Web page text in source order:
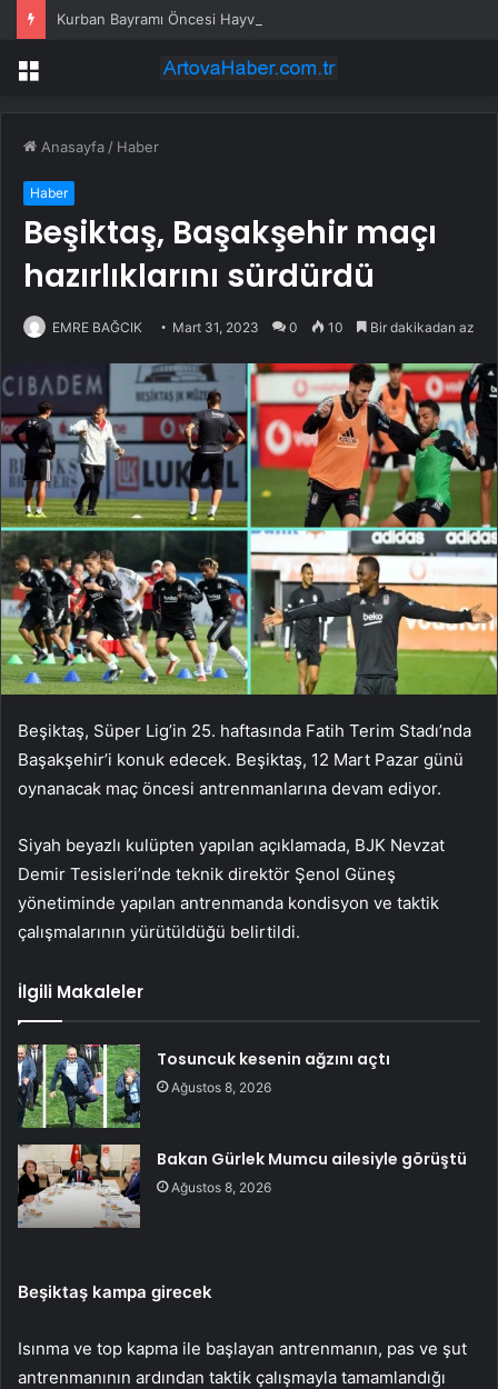
Kurban Bayramı Öncesi Hayvan Pazarlarında Yoğunluk
Menü
Anasayfa / Haber
Haber
Beşiktaş, Başakşehir maçı
hazırlıklarını sürdürdü
EMRE BAĞCIK Mart 31, 2023 0 10 Bir dakikadan az
Beşiktaş, Süper Lig’in 25. haftasında Fatih Terim Stadı’nda
Başakşehir’i konuk edecek. Beşiktaş, 12 Mart Pazar günü
oynanacak maç öncesi antrenmanlarına devam ediyor.
Siyah beyazlı kulüpten yapılan açıklamada, BJK Nevzat
Demir Tesisleri’nde teknik direktör Şenol Güneş
yönetiminde yapılan antrenmanda kondisyon ve taktik
çalışmalarının yürütüldüğü belirtildi.
İlgili Makaleler
Tosuncuk kesenin ağzını açtı
Ağustos 8, 2026
Bakan Gürlek Mumcu ailesiyle görüştü
Ağustos 8, 2026
Beşiktaş kampa girecek
Isınma ve top kapma ile başlayan antrenmanın, pas ve şut
antrenmanının ardından taktik çalışmayla tamamlandığı